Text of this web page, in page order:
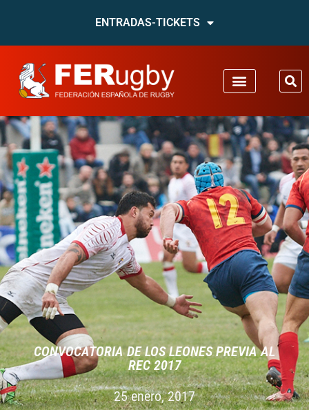
ENTRADAS-TICKETS
CONVOCATORIA DE LOS LEONES PREVIA AL
REC 2017
25 enero, 2017